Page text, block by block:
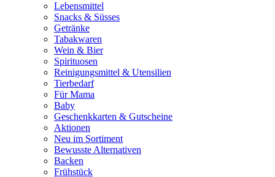
Lebensmittel
Snacks & Süsses
Getränke
Tabakwaren
Wein & Bier
Spirituosen
Reinigungsmittel & Utensilien
Tierbedarf
Für Mama
Baby
Geschenkkarten & Gutscheine
Aktionen
Neu im Sortiment
Bewusste Alternativen
Backen
Frühstück